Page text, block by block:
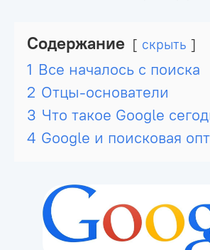
Содержание скрыть
1 Все началось с поиска
2 Отцы-основатели
3 Что такое Google
4 Google и поисковая